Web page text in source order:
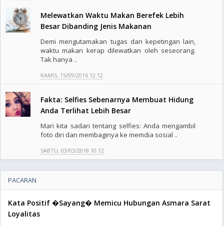
Melewatkan Waktu Makan Berefek Lebih
Besar Dibanding Jenis Makanan
Demi mengutamakan tugas dan kepetingan lain,
waktu makan kerap dilewatkan oleh seseorang.
Tak hanya ..
KAMIS, 15/09/2016 12:12
Fakta: Selfies Sebenarnya Membuat Hidung
Anda Terlihat Lebih Besar
Mari kita sadari tentang selfies: Anda mengambil
foto diri dan membaginya ke memdia sosial ..
SABTU, 03/03/2018 10:12
PACARAN
Kata Positif �Sayang� Memicu Hubungan Asmara Sarat
Loyalitas